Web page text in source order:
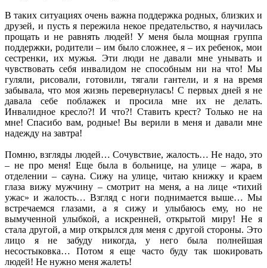
В таких ситуациях очень важна поддержка родных, близких и
друзей, и пусть я пережила некое предательство, я научилась
прощать и не равнять людей! У меня была мощная группа
поддержки, родители – им было сложнее, я – их ребенок, мои
сестренки, их мужья. Эти люди не давали мне унывать и
чувствовать себя инвалидом не способным ни на что! Мы
гуляли, рисовали, готовили, тягали гантели, и я на время
забывала, что моя жизнь перевернулась! С первых дней я не
давала себе поблажек и просила мне их не делать.
Инвалидное кресло?! И что?! Ставить крест? Только не на
мне! Спасибо вам, родные! Вы верили в меня и давали мне
надежду на завтра!
Помню, взгляды людей… Сочувствие, жалость… Не надо, это
– не про меня! Еще была в больнице, на улице – жара, в
отделении – сауна. Сижу на улице, читаю книжку и краем
глаза вижу мужчину – смотрит на меня, а на лице «тихий
ужас» и жалость… Взгляд с ноги поднимается выше… Мы
встречаемся глазами, а я сижу и улыбаюсь ему, но не
вымученной улыбкой, а искренней, открытой миру! Не я
стала другой, а мир открылся для меня с другой стороны. Это
лицо я не забуду никогда, у него была полнейшая
несостыковка… Потом я еще часто буду так шокировать
людей! Не нужно меня жалеть!